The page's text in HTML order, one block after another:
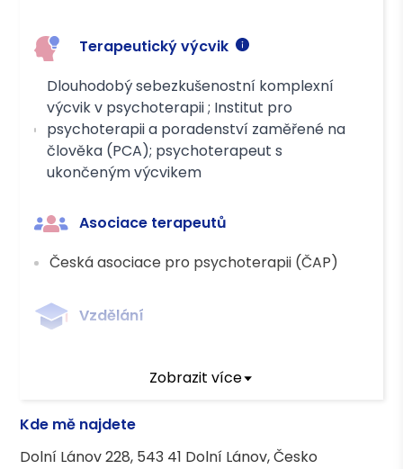
Terapeutický výcvik
Dlouhodobý sebezkušenostní komplexní
výcvik v psychoterapii ; Institut pro
psychoterapii a poradenství zaměřené na
člověka (PCA); psychoterapeut s
ukončeným výcvikem
Asociace terapeutů
Česká asociace pro psychoterapii (ČAP)
Vzdělání
Pedagogická fakulta, katedra speciální
Univerzita Palackého v Olomouci, Filozofická
fakulta, katedra psychologie, obor
Zobrazit více
Kde mě najdete
Dolní Lánov 228, 543 41 Dolní Lánov, Česko